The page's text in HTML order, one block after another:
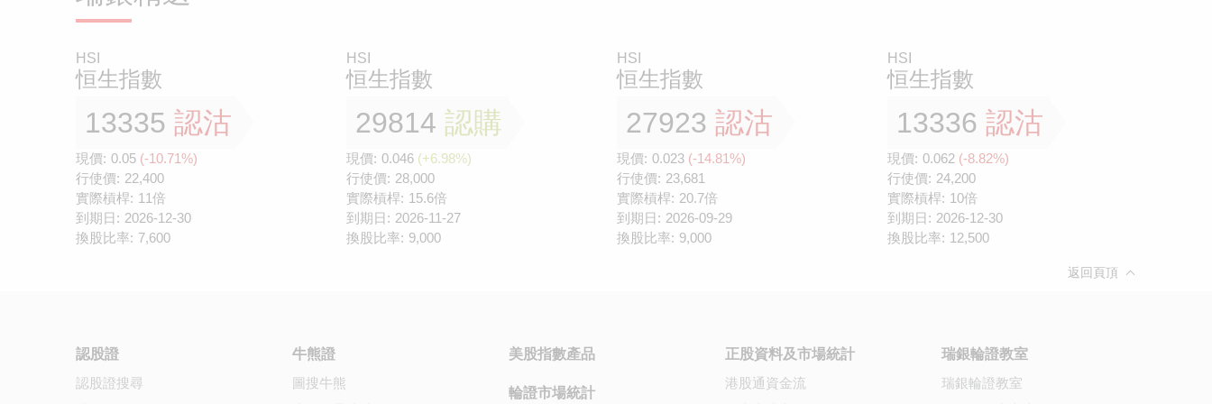
HSI
恒生指數
13335 認沽
現價: 0.05 (-10.71%)
行使價: 22,400
實際槓桿: 11倍
到期日: 2026-12-30
換股比率: 7,600
HSI
恒生指數
29814 認購
現價: 0.046 (+6.98%)
行使價: 28,000
實際槓桿: 15.6倍
到期日: 2026-11-27
換股比率: 9,000
HSI
恒生指數
27923 認沽
現價: 0.023 (-14.81%)
行使價: 23,681
實際槓桿: 20.7倍
到期日: 2026-09-29
換股比率: 9,000
HSI
恒生指數
13336 認沽
現價: 0.062 (-8.82%)
行使價: 24,200
實際槓桿: 10倍
到期日: 2026-12-30
換股比率: 12,500
返回頁頂
認股證
認股證搜尋
牛熊證
圖搜牛熊
美股指數產品
輪證市場統計
正股資料及市場統計
港股通資金流
瑞銀輪證教室
瑞銀輪證教室